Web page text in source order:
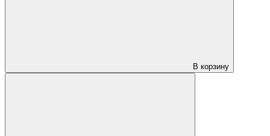
В корзину